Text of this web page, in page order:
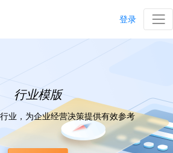
登录
行业模版
业，为企业经营决策提供有效参考